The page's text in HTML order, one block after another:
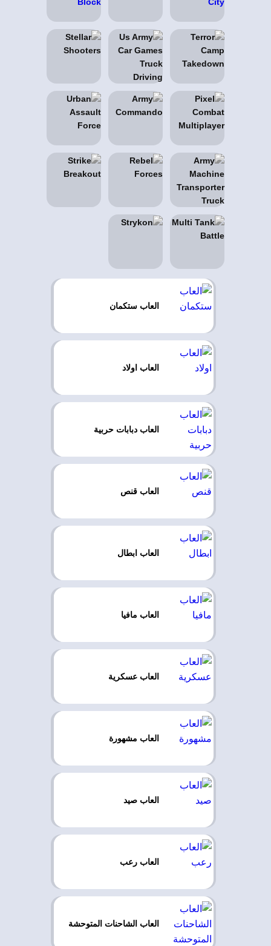
العاب ستكمان
العاب اولاد
العاب دبابات حربية
العاب قنص
العاب ابطال
العاب مافيا
العاب عسكرية
العاب مشهورة
العاب صيد
العاب رعب
العاب الشاحنات المتوحشة